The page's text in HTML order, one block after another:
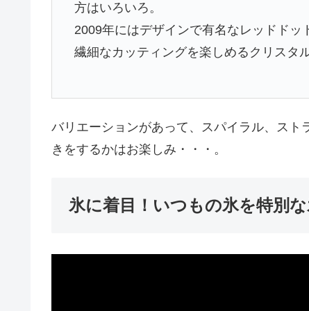
方はいろいろ。
2009年にはデザインで有名なレッドドッ
繊細なカッティングを楽しめるクリスタ
バリエーションがあって、スパイラル、ス
きをするかはお楽しみ・・・。
氷に着目！いつもの氷を特別な